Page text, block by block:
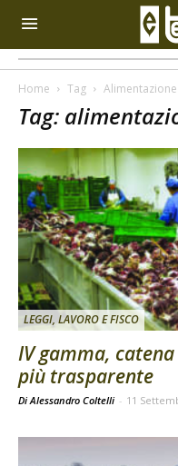
Home Tag Alimentazione
Tag:
LEGGI, LAVORO E FISCO
IV gamma,
più trasparente
Di Alessandro Coltelli - 11